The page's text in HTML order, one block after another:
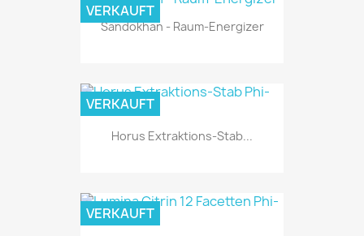
Sandokhan - Raum-Energizer
VERKAUFT
Horus Extraktions-Stab...
VERKAUFT
VERKAUFT